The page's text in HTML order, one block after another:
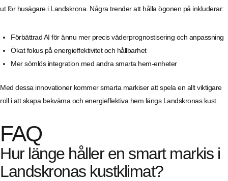
ut för husägare i Landskrona. Några trender att hålla ögonen på inkluderar:
Förbättrad AI för ännu mer precis väderprognostisering och anpassning
Ökat fokus på energieffektivitet och hållbarhet
Mer sömlös integration med andra smarta hem-enheter
Med dessa innovationer kommer smarta markiser att spela en allt viktigare
roll i att skapa bekväma och energieffektiva hem längs Landskronas kust.
FAQ
Hur länge håller en smart markis i
Landskronas kustklimat?